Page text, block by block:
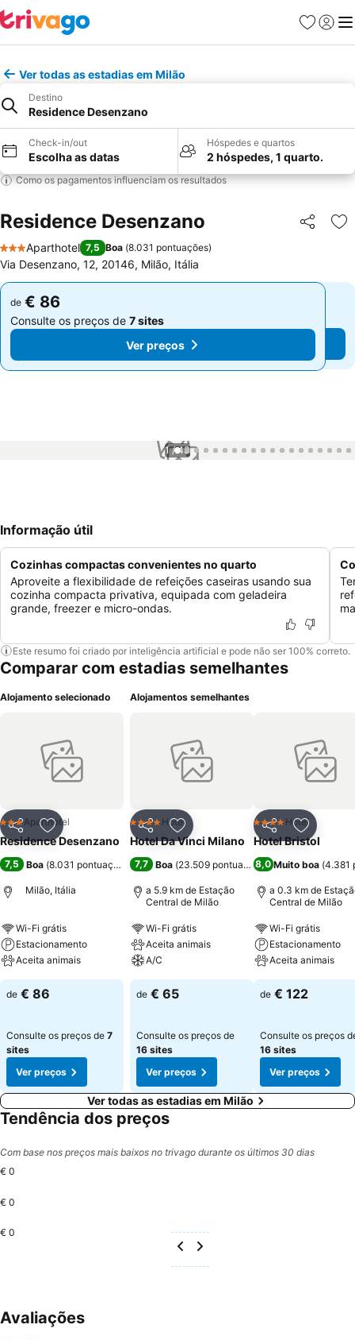
Favoritos
Iniciar
Ver todas as estadias em Milão
Destino
Residence Desenzano
Check-in/out
Escolha as datas
Hóspedes e quartos
2 hóspedes, 1 quarto.
Como os pagamentos influenciam os resultados
Residence Desenzano Partilhar
3 Estrelas
Aparthotel 7,5 Boa (8.031 pontuações)
Via Desenzano, 12, 20146, Milão, Itália
de € 86
Consulte os preços de 7 sites
Ver preços
de € 86
Consulte os preços de 7 sites
Ver preços
1 / 43
Informação útil
Cozinhas compactas convenientes no quarto
Aproveite a flexibilidade de refeições caseiras usando sua
cozinha compacta privativa, equipada com geladeira
grande, freezer e micro-ondas.
Este resumo foi criado por inteligência artificial e pode não ser 100% correto.
Comparar com estadias semelhantes
Alojamento selecionado
PartilharAdicionar aos favoritos
3 EstrelasAparthotel
Residence Desenzano
7,5 Boa (8.031 pontuações )
Milão, Itália
Wi-Fi grátis
Estacionamento
Aceita animais
de € 86
Consulte os preços de 7
sites
Ver preços
Alojamentos semelhantes
PartilharAdicionar aos favoritos
4 EstrelasHotel
Hotel Da Vinci Milano
7,7 Boa (23.509 pontuações)
a 5.9 km de Estação
Central de Milão
Wi-Fi grátis
Aceita animais
A/C
de € 65
Consulte os preços de
16 sites
Ver preços
Partilhar
4 EstrelasHotel
Hotel Bristol
8,0Muito boa (4.381
a 0.3 km de
Central de Milão
Wi-Fi grátis
Estacionamento
Aceita animais
de € 122
Consulte os preços
16 sites
Ver preços
Ver todas as estadias em Milão
Tendência dos preços
Com base nos preços mais baixos no trivago durante os últimos 30 dias
€ 0
€ 0
€ 0
Avaliações